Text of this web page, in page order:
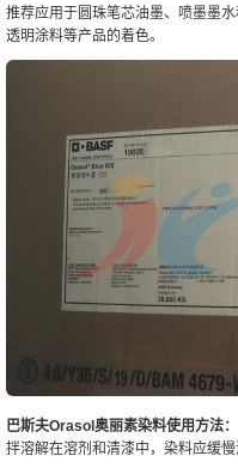
推荐应用于圆珠笔芯油墨、喷墨墨
透明涂料等产品的着色。
巴斯夫Orasol奥丽素染料使用方法：
拌溶解在溶剂和清漆中，染料应缓慢